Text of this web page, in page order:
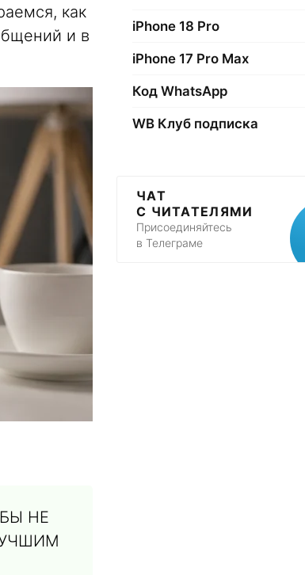
как
и в
НЕ
iPhone 18 Pro
iPhone 17 Pro Max
Код WhatsApp
WB Клуб подписка
ЧАТ
С ЧИТАТЕЛЯМИ
Присоединяйтесь
в Телеграме